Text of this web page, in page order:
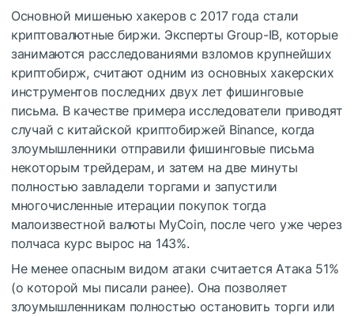
Основной мишенью хакеров с 2017 года стали
криптовалютные биржи. Эксперты Group-IB, которые
занимаются расследованиями взломов крупнейших
криптобирж, считают одним из основных хакерских
инструментов последних двух лет фишинговые
письма. В качестве примера исследователи приводят
случай с китайской криптобиржей Binance, когда
злоумышленники отправили фишинговые письма
некоторым трейдерам, и затем на две минуты
полностью завладели торгами и запустили
многочисленные итерации покупок тогда
малоизвестной валюты MyCoin, после чего уже через
полчаса курс вырос на 143%.
Не менее опасным видом атаки считается Атака 51%
(о которой мы писали ранее). Она позволяет
злоумышленникам полностью остановить торги или